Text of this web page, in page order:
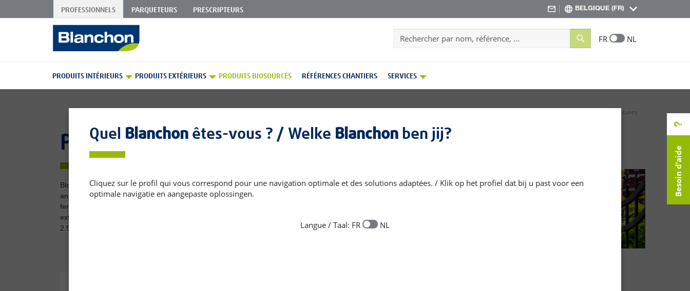
PROFESSIONNELS PARQUETEURS PRESCRIPTEURS BELGIQUE (FR)
FR
NL
Search
PRODUITS INTÉRIEURS PRODUITS EXTÉRIEURS PRODUITS BIOSOURCÉS RÉFÉRENCES CHANTIERS SERVICES
Peintures
Peintures
Blanchon vous propose une gamme de produits dédiée aux peintures extérieures. Des peintures multi-supports,
antirouilles, teintées ou incolores afin de sublimer toutes les ferronneries et autres métaux (grille, portail, mobilier en
fer) mais également des peintures opacifiantes, hydrofuges et microporeuses pour tous les bois et boiseries
extérieures. Cette gamme professionnelle de peintures est disponible en plusieurs conditionnements (pots de 0.5 à
2.5 litres).
Quel Blanchon êtes-vous ? / Welke Blanchon ben jij?
Cliquez sur le profil qui vous correspond pour une navigation optimale et des solutions adaptées. / Klik op het profiel dat bij u past voor een
optimale navigatie en aangepaste oplossingen.
Langue / Taal: FR NL
Besoin d’aide